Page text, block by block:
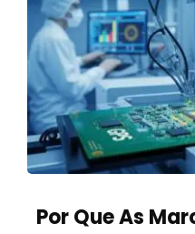
Por Que As